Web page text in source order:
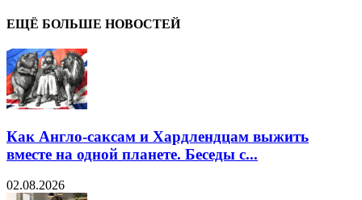
ЕЩЁ БОЛЬШЕ НОВОСТЕЙ
Как Англо-саксам и Хардлендцам выжить
вместе на одной планете. Беседы с...
02.08.2026